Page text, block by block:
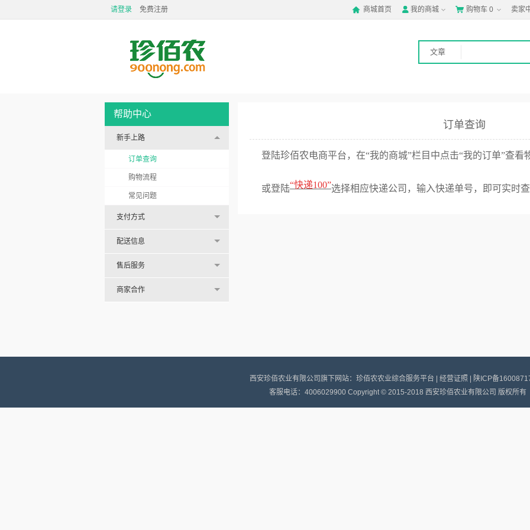
请登录 免费注册  商城首页  我的商城  购物车 0 卖家
文章
帮助中心
新手上路
订单查询
购物流程
常见问题
支付方式
配送信息
售后服务
商家合作
订单查询
登陆珍佰农电商平台，在“我的商城”栏目中点击“我的订单”查看
或登陆“快递100”选择相应快递公司，输入快递单号，即可实时
西安珍佰农业有限公司旗下网站：珍佰农农业综合服务平台 | 经营证照
陕ICP备
客服电话：4006029900 Copyright © 2015-2018 西安珍佰农业有限公司 版权所有